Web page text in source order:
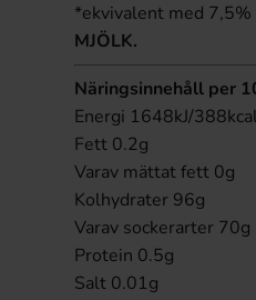
*ekvivalent med
MJÖLK.
Näringsinnehåll per
Energi 1648kJ/
Fett 0.2g
Varav mättat fett 0g
Kolhydrater 96g
Varav sockerarter 70g
Protein 0.5g
Salt 0.01g